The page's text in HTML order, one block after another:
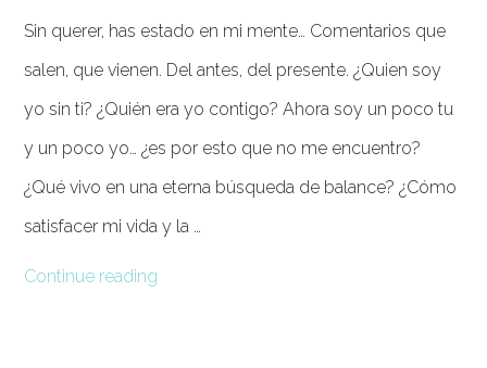
Sin querer, has estado en mi mente… Comentarios que
salen, que vienen. Del antes, del presente. ¿Quien soy
yo sin ti? ¿Quién era yo contigo? Ahora soy un poco tu
y un poco yo… ¿es por esto que no me encuentro?
¿Qué vivo en una eterna búsqueda de balance? ¿Cómo
satisfacer mi vida y la …
Continue reading